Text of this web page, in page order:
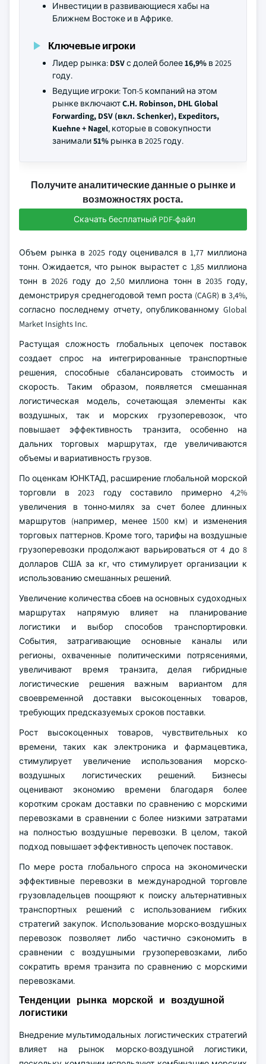
Инвестиции в развивающиеся хабы на
Ближнем Востоке и в Африке.
Ключевые игроки
Лидер рынка: DSVс долей более16,9% в 2025
году.
Ведущие игроки: Топ-5 компаний на этом
рынке включаютC.H. Robinson, DHL Global
Forwarding, DSV (вкл. Schenker), Expeditors,
Kuehne + Nagel, которые в совокупности
занимали51% рынка в 2025 году.
Получите аналитические данные о рынке и
возможностях роста.
Скачать бесплатный PDF-файл
Объем рынка в 2025 году оценивался в 1,77 миллиона
тонн. Ожидается, что рынок вырастет с 1,85 миллиона
тонн в 2026 году до 2,50 миллиона тонн в 2035 году,
демонстрируя среднегодовой темп роста (CAGR) в 3,4%,
согласно последнему отчету, опубликованному Global
Market Insights Inc.
Растущая сложность глобальных цепочек поставок
создает спрос на интегрированные транспортные
решения, способные сбалансировать стоимость и
скорость. Таким образом, появляется смешанная
логистическая модель, сочетающая элементы как
воздушных, так и морских грузоперевозок, что
повышает эффективность транзита, особенно на
дальних торговых маршрутах, где увеличиваются
объемы и вариативность грузов.
По оценкам ЮНКТАД, расширение глобальной морской
торговли в 2023 году составило примерно 4,2%
увеличения в тонно-милях за счет более длинных
маршрутов (например, менее 1500 км) и изменения
торговых паттернов. Кроме того, тарифы на воздушные
грузоперевозки продолжают варьироваться от 4 до 8
долларов США за кг, что стимулирует организации к
использованию смешанных решений.
Увеличение количества сбоев на основных судоходных
маршрутах напрямую влияет на планирование
логистики и выбор способов транспортировки.
События, затрагивающие основные каналы или
регионы, охваченные политическими потрясениями,
увеличивают время транзита, делая гибридные
логистические решения важным вариантом для
своевременной доставки высокоценных товаров,
требующих предсказуемых сроков поставки.
Рост высокоценных товаров, чувствительных ко
времени, таких как электроника и фармацевтика,
стимулирует увеличение использования морско-
воздушных логистических решений. Бизнесы
оценивают экономию времени благодаря более
коротким срокам доставки по сравнению с морскими
перевозками в сравнении с более низкими затратами
на полностью воздушные перевозки. В целом, такой
подход повышает эффективность цепочек поставок.
По мере роста глобального спроса на экономически
эффективные перевозки в международной торговле
грузовладельцев поощряют к поиску альтернативных
транспортных решений с использованием гибких
стратегий закупок. Использование морско-воздушных
перевозок позволяет либо частично сэкономить в
сравнении с воздушными грузоперевозками, либо
сократить время транзита по сравнению с морскими
перевозками.
Тенденции рынка морской и воздушной
логистики
Внедрение мультимодальных логистических стратегий
влияет на рынок морско-воздушной логистики,